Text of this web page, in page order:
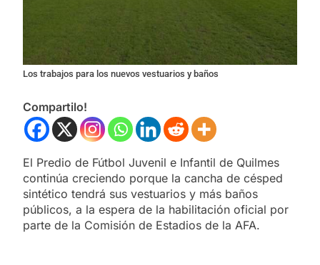
Los trabajos para los nuevos vestuarios y baños
Compartilo!
El Predio de Fútbol Juvenil e Infantil de Quilmes
continúa creciendo porque la cancha de césped
sintético tendrá sus vestuarios y más baños
públicos, a la espera de la habilitación oficial por
parte de la Comisión de Estadios de la AFA.